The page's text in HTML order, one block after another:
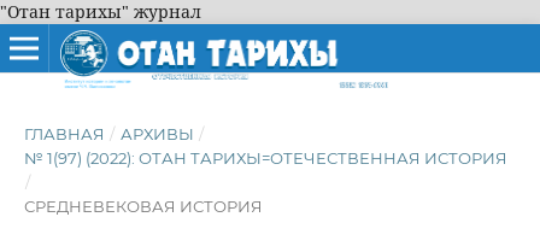
"Отан тарихы" журнал
ГЛАВНАЯ / АРХИВЫ /
№ 1(97) (2022): ОТАН ТАРИХЫ=ОТЕЧЕСТВЕННАЯ ИСТОРИЯ
/
СРЕДНЕВЕКОВАЯ ИСТОРИЯ